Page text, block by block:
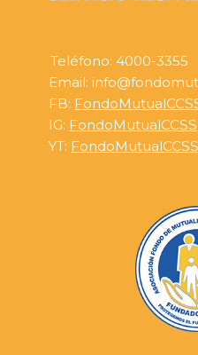
Teléfono: 4000-3355
Email:
FB:
IG: FondoMutualCCSS
YT: FondoMutualCCSS